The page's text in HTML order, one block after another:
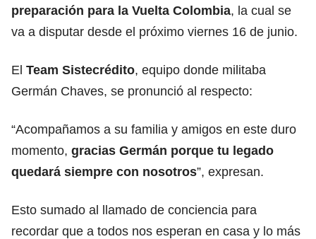
preparación para la Vuelta Colombia, la cual se
va a disputar desde el próximo viernes 16 de junio.
El Team Sistecrédito, equipo donde militaba
Germán Chaves, se pronunció al respecto:
“Acompañamos a su familia y amigos en este duro
momento, gracias Germán porque tu legado
quedará siempre con nosotros”, expresan.
Esto sumado al llamado de conciencia para
recordar que a todos nos esperan en casa y lo más